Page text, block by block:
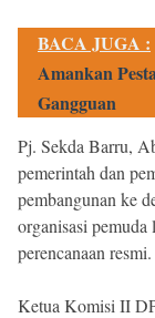
BACA JUGA :
Amankan
Gangguan
Pj. Sekda Barru,
pemerintah dan
pembangunan ke
organisasi
perencanaan resmi.
Ketua Komisi II